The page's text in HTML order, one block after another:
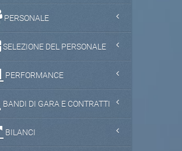
PERSONALE
SELEZIONE DEL PERSONALE
PERFORMANCE
BANDI DI GARA E CONTRATTI
BILANCI